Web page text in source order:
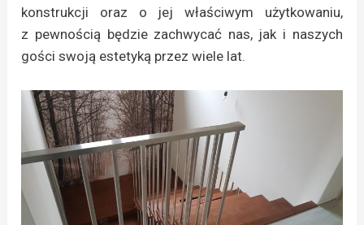
konstrukcji oraz o jej właściwym użytkowaniu,
z pewnością będzie zachwycać nas, jak i naszych
gości swoją estetyką przez wiele lat.